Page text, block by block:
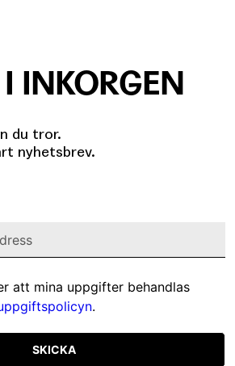
INKORGEN
du tror.
nyhetsbrev.
att mina uppgifter behandlas
.
SKICKA